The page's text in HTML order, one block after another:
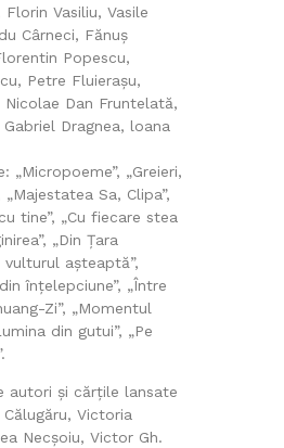
Vasiliu, Vasile
Cârneci, Fănuş
Popescu,
Petre Fluieraşu,
Nicolae Dan Fruntelată,
Dragnea, loana
„Micropoeme”, „Greieri,
Sa, Clipa”,
tine”, „Cu fiecare stea
„Din Ţara
vulturul aşteaptă”,
înţelepciune”, „Între
Zi”, „Momentul
din gutui”, „Pe
autori și cărțile lansate
Victoria
Necșoiu, Victor Gh.